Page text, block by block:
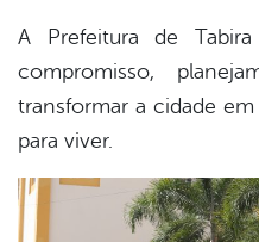
A Prefeitura de
compromisso,
transformar a cidade
para viver.